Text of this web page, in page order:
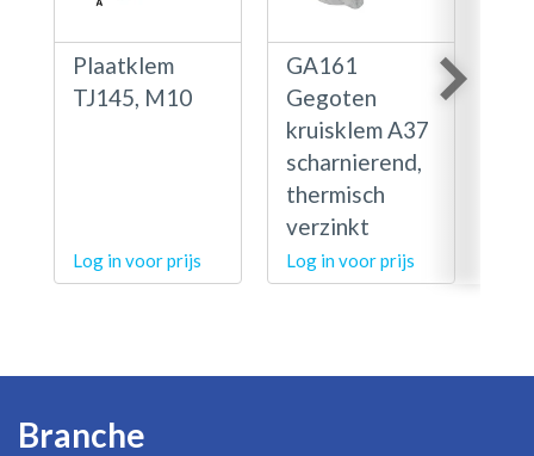
Plaatklem
TJ145, M10
Log in voor prijs
GA161
Gegoten
kruisklem A37
scharnierend,
thermisch
verzinkt
Log in voor prijs
Branche